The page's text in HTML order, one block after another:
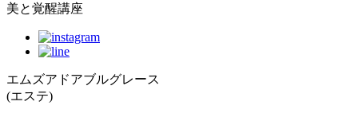
美と覚醒講座
エムズアドアブルグレース
(エステ)